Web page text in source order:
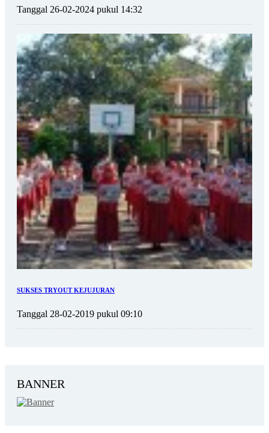
Tanggal 26-02-2024 pukul 14:32
SUKSES TRYOUT KEJUJURAN
Tanggal 28-02-2019 pukul 09:10
BANNER